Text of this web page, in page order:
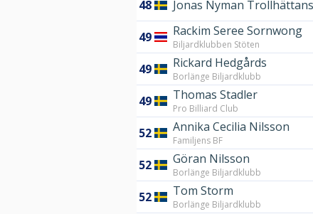
48 Jonas Nyman
49 Rackim Seree​ Sornwong
Biljardklubben Stöten
49 Rickard Hedgårds
Borlänge Biljardklubb
49 Thomas Stadler
Pro Billiard Club
52 Annika Cecilia Nilsson
Familjens BF
52 Göran Nilsson
Borlänge Biljardklubb
52 Tom Storm
Borlänge Biljardklubb